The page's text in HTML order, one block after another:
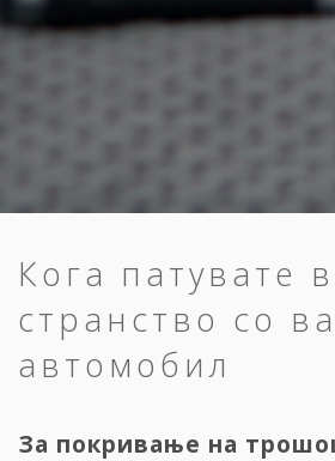
Кога патувате
странство со
автомобил
За покривање на